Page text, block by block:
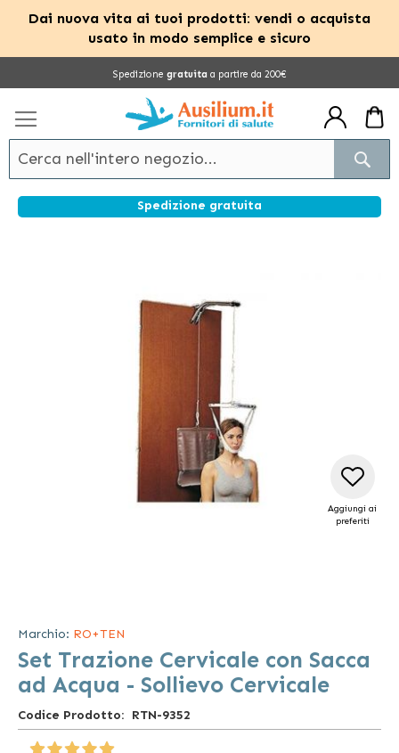
Dai nuova vita ai tuoi prodotti: vendi o acquista
usato in modo semplice e sicuro
Spedizione gratuita a partire da 200€
Spedizione gratuita
galleria
di
immagini
Aggiungi ai
preferiti
Marchio: RO+TEN
Set Trazione Cervicale con Sacca
ad Acqua - Sollievo Cervicale
Codice Prodotto RTN-9352